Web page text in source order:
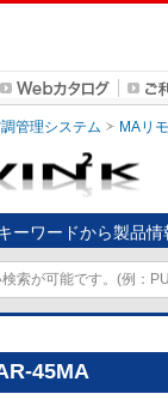
管理システム MAリ
ーワードから製品情
45MA